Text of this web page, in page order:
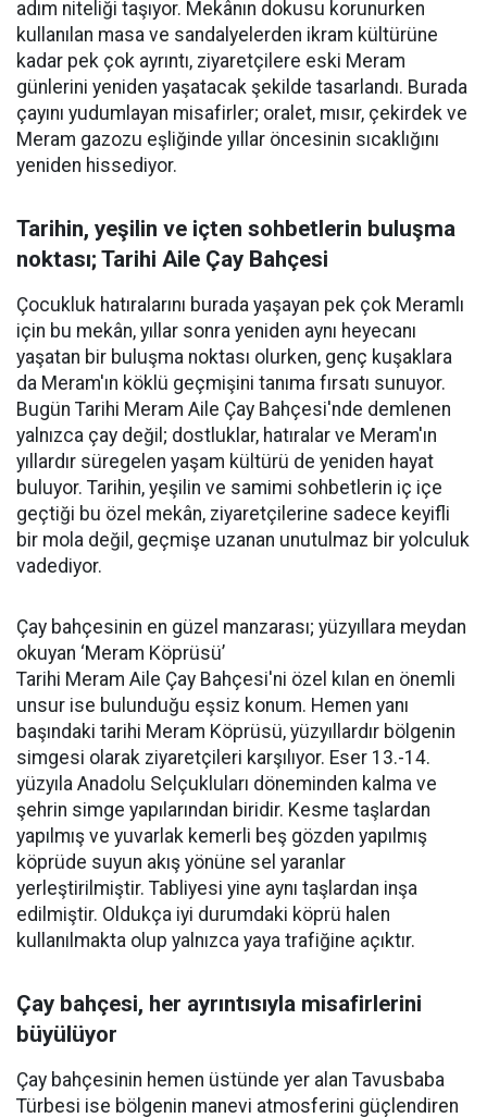
adım niteliği taşıyor. Mekânın dokusu korunurken
kullanılan masa ve sandalyelerden ikram kültürüne
kadar pek çok ayrıntı, ziyaretçilere eski Meram
günlerini yeniden yaşatacak şekilde tasarlandı. Burada
çayını yudumlayan misafirler; oralet, mısır, çekirdek ve
Meram gazozu eşliğinde yıllar öncesinin sıcaklığını
yeniden hissediyor.
Tarihin, yeşilin ve içten sohbetlerin buluşma
noktası; Tarihi Aile Çay Bahçesi
Çocukluk hatıralarını burada yaşayan pek çok Meramlı
için bu mekân, yıllar sonra yeniden aynı heyecanı
yaşatan bir buluşma noktası olurken, genç kuşaklara
da Meram'ın köklü geçmişini tanıma fırsatı sunuyor.
Bugün Tarihi Meram Aile Çay Bahçesi'nde demlenen
yalnızca çay değil; dostluklar, hatıralar ve Meram'ın
yıllardır süregelen yaşam kültürü de yeniden hayat
buluyor. Tarihin, yeşilin ve samimi sohbetlerin iç içe
geçtiği bu özel mekân, ziyaretçilerine sadece keyifli
bir mola değil, geçmişe uzanan unutulmaz bir yolculuk
vadediyor.
Çay bahçesinin en güzel manzarası; yüzyıllara meydan
okuyan ‘Meram Köprüsü’
Tarihi Meram Aile Çay Bahçesi'ni özel kılan en önemli
unsur ise bulunduğu eşsiz konum. Hemen yanı
başındaki tarihi Meram Köprüsü, yüzyıllardır bölgenin
simgesi olarak ziyaretçileri karşılıyor. Eser 13.-14.
yüzyıla Anadolu Selçukluları döneminden kalma ve
şehrin simge yapılarından biridir. Kesme taşlardan
yapılmış ve yuvarlak kemerli beş gözden yapılmış
köprüde suyun akış yönüne sel yaranlar
yerleştirilmiştir. Tabliyesi yine aynı taşlardan inşa
edilmiştir. Oldukça iyi durumdaki köprü halen
kullanılmakta olup yalnızca yaya trafiğine açıktır.
Çay bahçesi, her ayrıntısıyla misafirlerini
büyülüyor
Çay bahçesinin hemen üstünde yer alan Tavusbaba
Türbesi ise bölgenin manevi atmosferini güçlendiren